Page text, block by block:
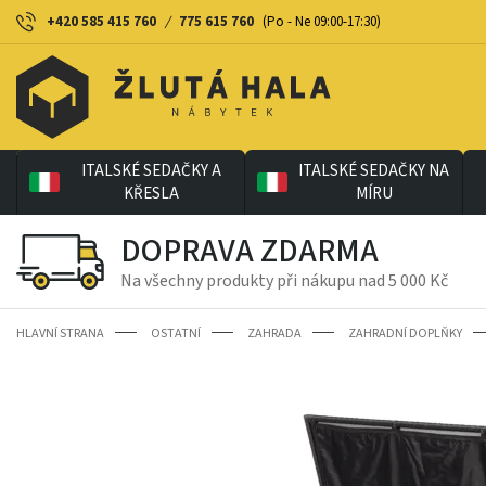
+420 585 415 760 / 775 615 760 (Po - Ne 09:00-17:30)
ITALSKÉ SEDAČKY A
KŘESLA
ITALSKÉ SEDAČKY NA
MÍRU
DOPRAVA ZDARMA
Na všechny produkty při nákupu nad 5 000 Kč
HLAVNÍ STRANA OSTATNÍ ZAHRADA ZAHRADNÍ DOPLŇKY